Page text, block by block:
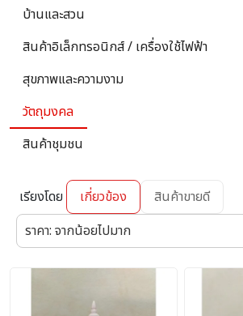
บ้านและสวน
สินค้าอิเล็กทรอนิกส์ / เครื่องใช้ไฟฟ้า
สุขภาพและความงาม
วัตถุมงคล
สินค้าชุมชน
เรียงโดย เกี่ยวข้อง
สินค้าขายดี
ราคา: จากน้อยไปมาก